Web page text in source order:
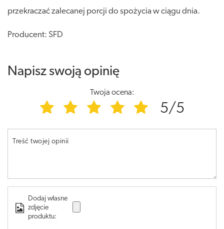
przekraczać zalecanej porcji do spożycia w ciągu dnia.
Producent: SFD
Napisz swoją opinię
Twoja ocena:
5/5
Treść twojej opinii
Dodaj własne
zdjęcie
produktu: